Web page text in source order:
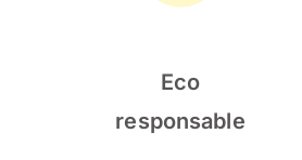
Eco
responsable